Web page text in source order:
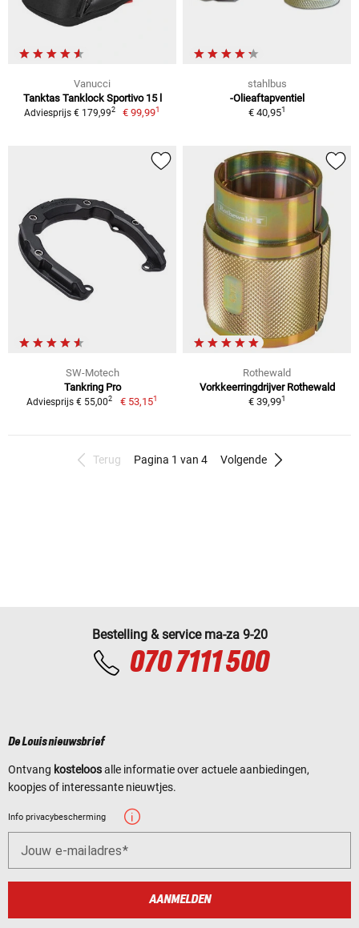
Vanucci
Tanktas Tanklock Sportivo 15 l
Adviesprijs € 179,992 € 99,991
stahlbus
-Olieaftapventiel
€ 40,951
SW-Motech
Tankring Pro
Adviesprijs € 55,002 € 53,151
Rothewald
Vorkkeerringdrijver Rothewald
€ 39,991
Terug Pagina 1 van 4 Volgende
Bestelling & service ma-za 9-20
070 7111 500
De Louis nieuwsbrief
Ontvang kosteloosalle informatie over actuele aanbiedingen,
koopjes of interessante nieuwtjes.
Info privacybescherming
Jouw e-mailadres
AANMELDEN